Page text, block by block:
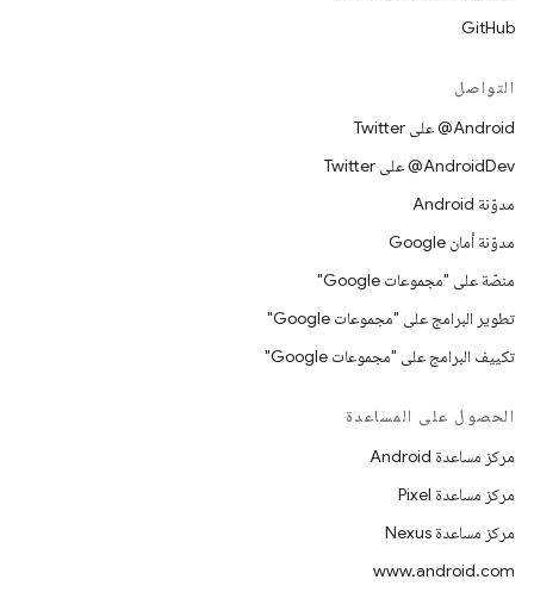
GitHub
التواصل
‎@Android على Twitter
‎@AndroidDev على Twitter
مدوّنة Android
مدوّنة أمان Google
منصّة على "مجموعات Google"
تطوير البرامج على "مجموعات Google"
تكييف البرامج على "مجموعات Google"
الحصول على المساعدة
مركز مساعدة Android
مركز مساعدة Pixel
مركز مساعدة Nexus
www.android.com